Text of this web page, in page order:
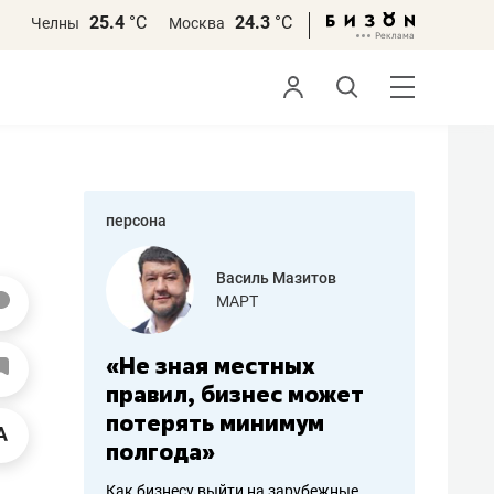
Челны 25.4 °С Москва 24.3 °С
персона
Роман Ободец
«Готовые решения»
«Мне лучше
не заработать вообще,
чем потерять
репутацию»